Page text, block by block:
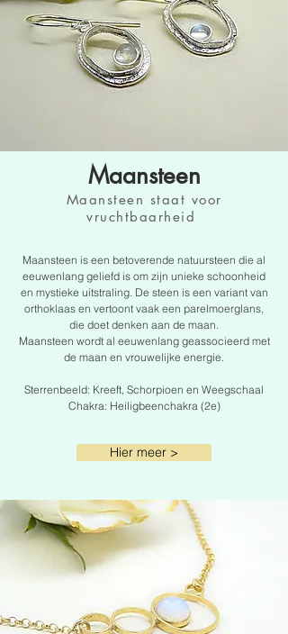
Maansteen
Maansteen staat voor
vruchtbaarheid
Maansteen is een betoverende natuursteen die al
eeuwenlang geliefd is om zijn unieke schoonheid
en mystieke uitstraling. De steen is een variant van
orthoklaas en vertoont vaak een parelmoerglans,
die doet denken aan de maan.
Maansteen wordt al eeuwenlang geassocieerd met
de maan en vrouwelijke energie.
Sterrenbeeld: Kreeft, Schorpioen en Weegschaal
Chakra: Heiligbeenchakra (2e)
Hier meer >